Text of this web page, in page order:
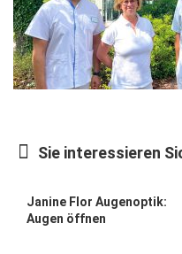
Forum Gesundheit
Allgemein
Sehen
Kampf gegen Krebs
Lebensart
Sie interessieren
Janine Flor Augenoptik:
Augen öffnen